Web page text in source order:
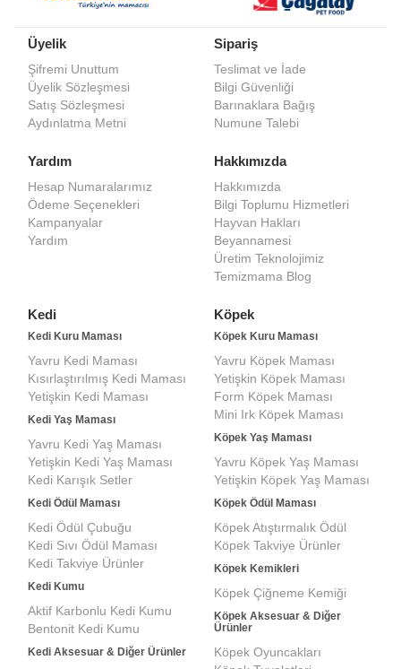
Üyelik
Şifremi Unuttum
Üyelik Sözleşmesi
Satış Sözleşmesi
Aydınlatma Metni
Sipariş
Teslimat ve İade
Bilgi Güvenliği
Barınaklara Bağış
Numune Talebi
Yardım
Hesap Numaralarımız
Ödeme Seçenekleri
Kampanyalar
Yardım
Hakkımızda
Hakkımızda
Bilgi Toplumu Hizmetleri
Hayvan Hakları
Beyannamesi
Üretim Teknolojimiz
Temizmama Blog
Kedi
Kedi Kuru Maması
Yavru Kedi Maması
Kısırlaştırılmış Kedi Maması
Yetişkin Kedi Maması
Kedi Yaş Maması
Yavru Kedi Yaş Maması
Yetişkin Kedi Yaş Maması
Kedi Karışık Setler
Kedi Ödül Maması
Kedi Ödül Çubuğu
Kedi Sıvı Ödül Maması
Kedi Takviye Ürünler
Kedi Kumu
Aktif Karbonlu Kedi Kumu
Bentonit Kedi Kumu
Kedi Aksesuar & Diğer Ürünler
Köpek
Köpek Kuru Maması
Yavru Köpek Maması
Yetişkin Köpek Maması
Form Köpek Maması
Mini Irk Köpek Maması
Köpek Yaş Maması
Yavru Köpek Yaş Maması
Yetişkin Köpek Yaş Maması
Köpek Ödül Maması
Köpek Atıştırmalık Ödül
Köpek Takviye Ürünler
Köpek Kemikleri
Köpek Çiğneme Kemiği
Köpek Aksesuar & Diğer
Ürünler
Köpek Oyuncakları